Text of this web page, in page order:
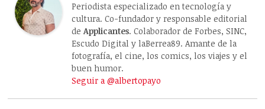
Periodista especializado en tecnología y
cultura. Co-fundador y responsable editorial
deApplicantes. Colaborador de Forbes, SINC,
Escudo Digital y laBerrea89. Amante de la
fotografía, el cine, los comics, los viajes y el
buen humor.
Seguir a @albertopayo